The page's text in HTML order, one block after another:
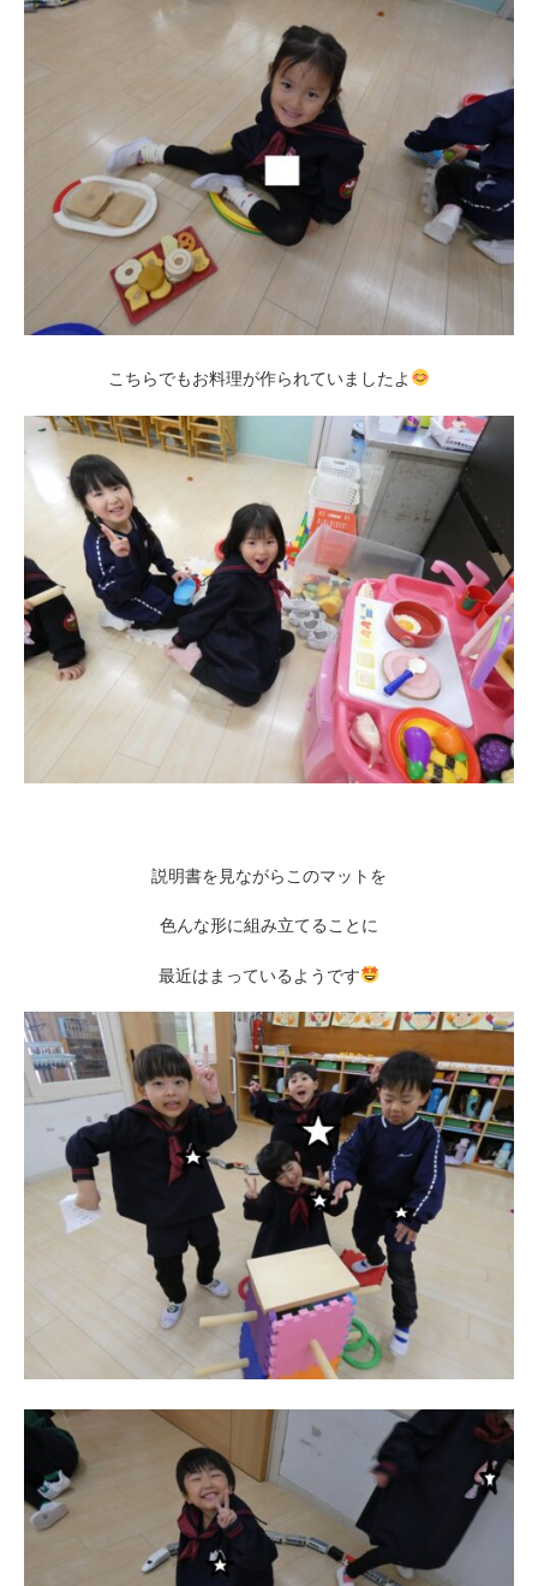
こちらでもお料理が作られていましたよ
説明書を見ながらこのマットを
色んな形に組み立てることに
最近はまっているようです